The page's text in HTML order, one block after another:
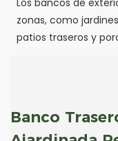
zonas, como
patios traseros y
Banco